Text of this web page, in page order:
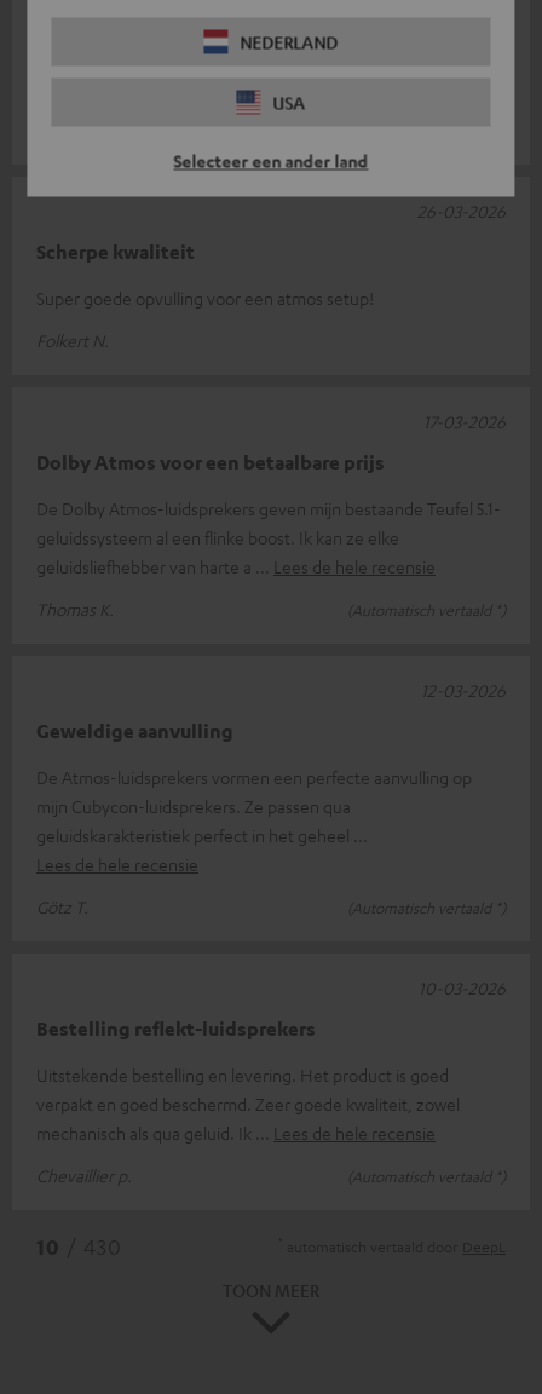
NEDERLAND
USA
Selecteer een ander land
Nadat ik al twee systemen bij Teufel had gekocht (System4-
THX en LT4), was het nu tijd om de volgende stap te zetten om
Lees de hele recensie
Scherpe kwaliteit
Super goede opvulling voor een atmos setup!
Folkert N.
26-03-2026
Dolby Atmos voor een betaalbare prijs
De Dolby Atmos-luidsprekers geven mijn bestaande Teufel 5.1-
geluidssysteem al een flinke boost. Ik kan ze elke
geluidsliefhebber van harte a
Lees de hele recensie
Thomas K.
(Automatisch vertaald *)
17-03-2026
Geweldige aanvulling
De Atmos-luidsprekers vormen een perfecte aanvulling op
mijn Cubycon-luidsprekers. Ze passen qua
geluidskarakteristiek perfect in het geheel
Lees de hele recensie
Götz T.
(Automatisch vertaald *)
12-03-2026
Bestelling reflekt-luidsprekers
Uitstekende bestelling en levering. Het product is goed
verpakt en goed beschermd. Zeer goede kwaliteit, zowel
mechanisch als qua geluid. Ik
Lees de hele recensie
Chevaillier p.
(Automatisch vertaald *)
10-03-2026